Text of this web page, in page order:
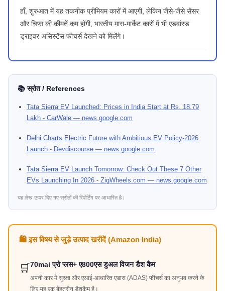
हाँ, शुरुआत में यह तकनीक प्रीमियम कारों में आएगी, लेकिन जैसे-जैसे सेंसर
और चिप्स की कीमतें कम होंगी, भारतीय मास-मार्केट कारों में भी एडवांस्ड
ड्राइवर असिस्टेंस फीचर्स देखने को मिलेंगे।
📚 स्रोत / References
Tata Sierra EV Launched: Prices in India Start at Rs. 18.79
Lakh - CarWale — news.google.com
Delhi Charts Electric Future with Ambitious EV Policy-2026
Launch - Devdiscourse — news.google.com
Tata Sierra EV Launch Tomorrow: Check Out These 7 Other
EVs Launching In 2026 - ZigWheels.com — news.google.com
यह लेख ऊपर दिए गए स्रोतों की रिपोर्टिंग पर आधारित है।
🛍️ इस विषय से जुड़े उत्पाद खरीदें (Amazon India)
🛒70mai प्रो प्लस+ ए800एस डुअल विजन डैश कैम
अपनी कार में सुरक्षा और एआई-आधारित एडास (ADAS) फीचर्स का अनुभव करने के
लिए यह एक बेहतरीन डैशकैम है।